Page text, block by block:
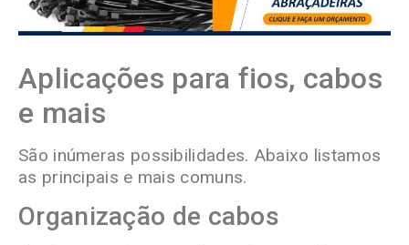
Aplicações para fios, cabos
e mais
São inúmeras possibilidades. Abaixo listamos
as principais e mais comuns.
Organização de cabos